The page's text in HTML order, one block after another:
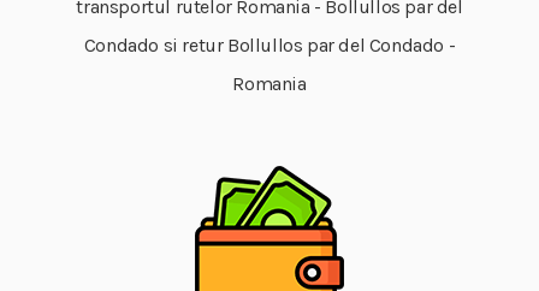
transportul rutelor Romania - Bollullos par del
Condado si retur Bollullos par del Condado -
Romania